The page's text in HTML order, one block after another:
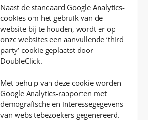
Naast de standaard Google Analytics-
cookies om het gebruik van de
website bij te houden, wordt er op
onze websites een aanvullende ‘third
party’ cookie geplaatst door
DoubleClick.
Met behulp van deze cookie worden
Google Analytics-rapporten met
demografische en interessegegevens
van websitebezoekers gegenereerd.